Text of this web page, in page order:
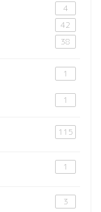
4
42
38
1
1
115
1
3